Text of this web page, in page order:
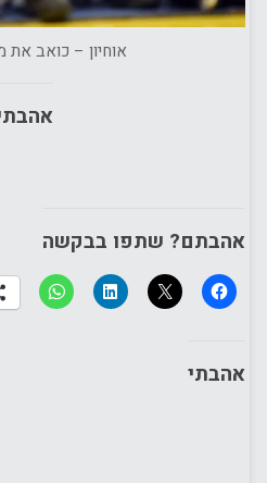
אוחיון – כואב
אהבתם? שתפו בבקשה
אהבתי